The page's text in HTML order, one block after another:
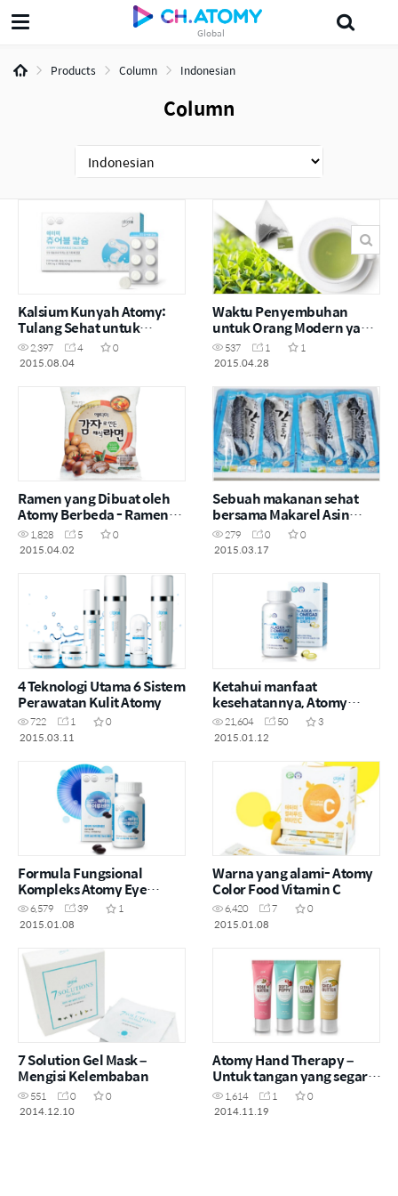
Global
삶의지혜'5분 the인문학' 궁금알 Probiotics
Products Column Indonesian
Column
Kalsium Kunyah Atomy:
Tulang Sehat untuk
Seluruh Keluarga dengan
Kalsium yang Terbuat dari
2,397 4
0
2015.08.04
Waktu Penyembuhan
untuk Orang Modern yang
Sibuk - Teh Hijau Organik
Atomy
537 1
1
2015.04.28
Ramen yang Dibuat oleh
Atomy Berbeda - Ramen
Kentang Vegetarian Atomy
1,828 5
0
2015.04.02
Sebuah makanan sehat
bersama Makarel Asin
Atomy
279 0
0
2015.03.17
4 Teknologi Utama 6 Sistem
Perawatan Kulit Atomy
722 1
0
2015.03.11
Ketahui manfaat
kesehatannya, Atomy
Alaska E-Omega 3
21,604 50
3
2015.01.12
Formula Fungsional
Kompleks Atomy Eye
Lutein untuk Mata Sehat
6,579 39
1
2015.01.08
Warna yang alami- Atomy
Color Food Vitamin C
6,420 7
0
2015.01.08
7 Solution Gel Mask –
Mengisi Kelembaban
551 0
0
2014.12.10
Atomy Hand Therapy –
Untuk tangan yang segar
dan lembut
1,614 1
0
2014.11.19